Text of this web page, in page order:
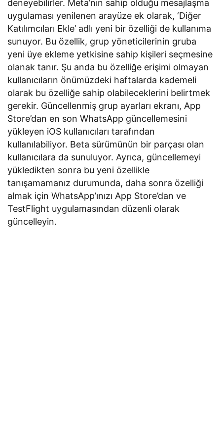
deneyebilirler. Meta’nın sahip olduğu mesajlaşma
uygulaması yenilenen arayüze ek olarak, ‘Diğer
Katılımcıları Ekle’ adlı yeni bir özelliği de kullanıma
sunuyor. Bu özellik, grup yöneticilerinin gruba
yeni üye ekleme yetkisine sahip kişileri seçmesine
olanak tanır. Şu anda bu özelliğe erişimi olmayan
kullanıcıların önümüzdeki haftalarda kademeli
olarak bu özelliğe sahip olabileceklerini belirtmek
gerekir. Güncellenmiş grup ayarları ekranı, App
Store’dan en son WhatsApp güncellemesini
yükleyen iOS kullanıcıları tarafından
kullanılabiliyor. Beta sürümünün bir parçası olan
kullanıcılara da sunuluyor. Ayrıca, güncellemeyi
yükledikten sonra bu yeni özellikle
tanışamamanız durumunda, daha sonra özelliği
almak için WhatsApp’ınızı App Store’dan ve
TestFlight uygulamasından düzenli olarak
güncelleyin.